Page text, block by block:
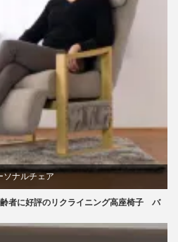
ソナルチェア
者に好評のリクライニング高座椅子 バ